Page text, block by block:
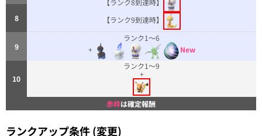
【ランク8到達時】
【ランク9到達時】
ランク1～6
+
New
8
9
10
ランク1〜9
+
赤枠は確定報酬
ランクアップ条件 (変更)